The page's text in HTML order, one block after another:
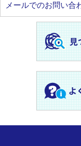
メールでのお問い合